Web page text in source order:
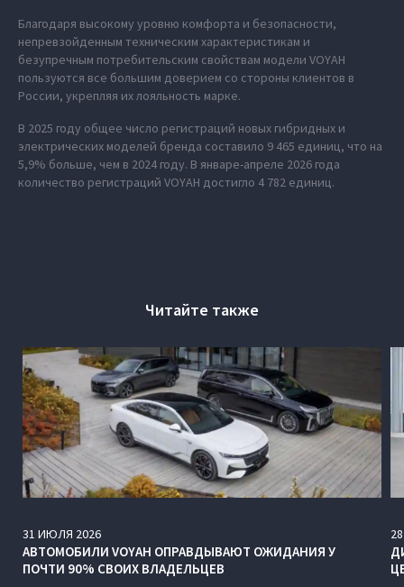
Благодаря высокому уровню комфорта и безопасности,
непревзойденным техническим характеристикам и
безупречным потребительским свойствам модели VOYAH
пользуются все большим доверием со стороны клиентов в
России, укрепляя их лояльность марке.
В 2025 году общее число регистраций новых гибридных и
электрических моделей бренда составило 9 465 единиц, что на
5,9% больше, чем в 2024 году. В январе-апреле 2026 года
количество регистраций VOYAH достигло 4 782 единиц.
Читайте также
31 ИЮЛЯ 2026
АВТОМОБИЛИ VOYAH ОПРАВДЫВАЮТ ОЖИДАНИЯ У
ПОЧТИ 90% СВОИХ ВЛАДЕЛЬЦЕВ
28